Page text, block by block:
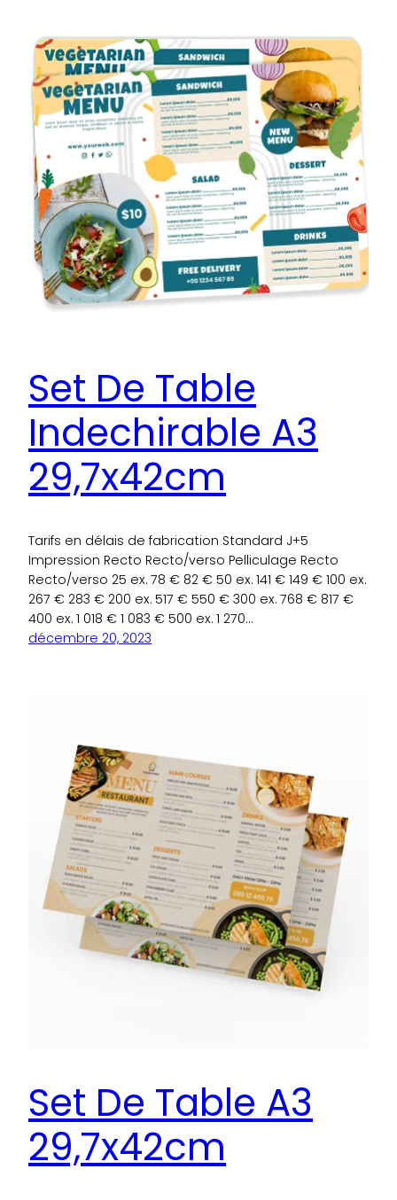
Set De Table
Indechirable A3
29,7x42cm
Tarifs en délais de fabrication Standard J+5
Impression Recto Recto/verso Pelliculage Recto
Recto/verso 25 ex. 78 € 82 € 50 ex. 141 € 149 € 100 ex.
267 € 283 € 200 ex. 517 € 550 € 300 ex. 768 € 817 €
400 ex. 1 018 € 1 083 € 500 ex. 1 270…
décembre 20, 2023
Set De Table A3
29,7x42cm